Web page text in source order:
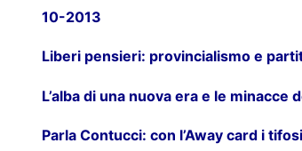
10-2013
Liberi pensieri: provincialismo e
L’alba di una nuova era e le
Parla Contucci: con l’Away card i